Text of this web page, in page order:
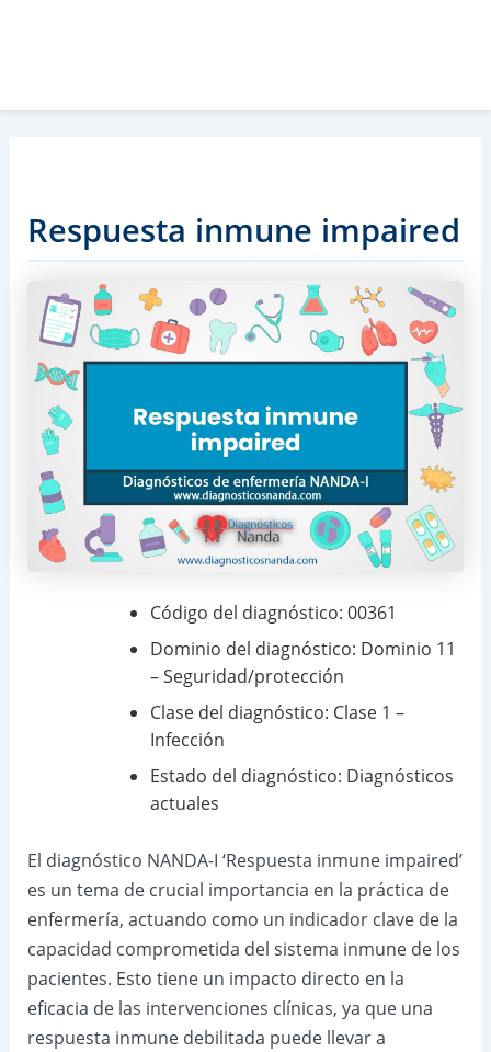
Respuesta inmune impaired
Código del diagnóstico: 00361
Dominio del diagnóstico: Dominio 11
– Seguridad/protección
Clase del diagnóstico: Clase 1 –
Infección
Estado del diagnóstico: Diagnósticos
actuales
El diagnóstico NANDA-I ‘Respuesta inmune impaired’
es un tema de crucial importancia en la práctica de
enfermería, actuando como un indicador clave de la
capacidad comprometida del sistema inmune de los
pacientes. Esto tiene un impacto directo en la
eficacia de las intervenciones clínicas, ya que una
respuesta inmune debilitada puede llevar a